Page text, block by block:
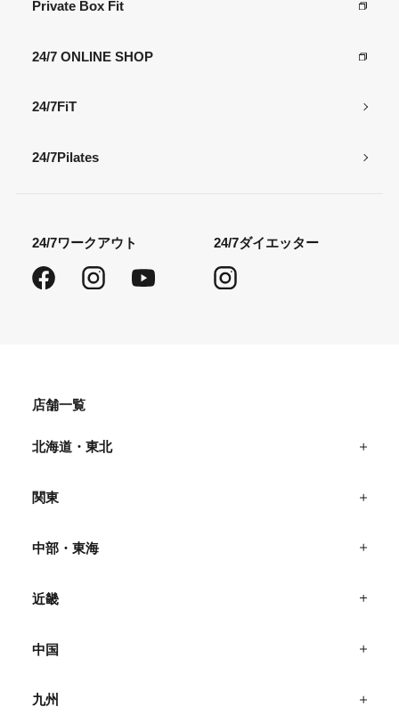
24/7ワークアウト
FacebookInstagram
24/7ダイエッター
Private Box Fit
24/7 ONLINE SHOP
24/7FiT
24/7Pilates
店舗一覧
北海道・東北
関東
中部・東海
近畿
中国
九州